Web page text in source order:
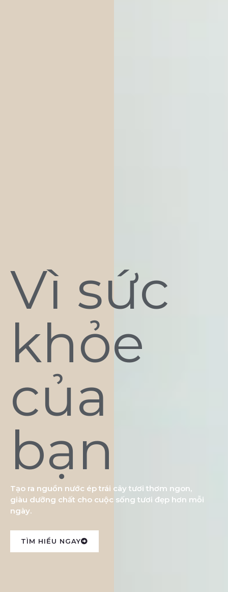
Vì sức
khỏe
của
bạn
Tạo ra nguồn nước ép trái cây tươi thơm ngon,
giàu dưỡng chất cho cuộc sống tươi đẹp hơn mỗi
ngày.
TÌM HIỂU NGAY